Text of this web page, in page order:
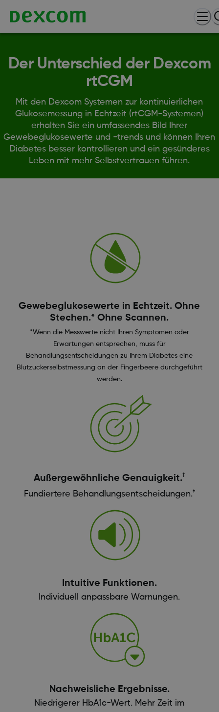
Der Unterschied der Dexcom
rtCGM
Mit den Dexcom Systemen zur kontinuierlichen
Glukosemessung in Echtzeit (rtCGM-Systemen)
erhalten Sie ein umfassendes Bild Ihrer
Gewebeglukosewerte und -trends und können Ihren
Diabetes besser kontrollieren und ein gesünderes
Leben mit mehr Selbstvertrauen führen.
Gewebeglukosewerte in Echtzeit. Ohne
Stechen.* Ohne Scannen.
*Wenn die Messwerte nicht Ihren Symptomen oder
Erwartungen entsprechen, muss für
Behandlungsentscheidungen zu Ihrem Diabetes eine
Blutzuckerselbstmessung an der Fingerbeere durchgeführt
werden.
Außergewöhnliche Genauigkeit.†
Fundiertere Behandlungsentscheidungen.‡
Intuitive Funktionen.
Individuell anpassbare Warnungen.
Nachweisliche Ergebnisse.
Niedrigerer HbA1c-Wert. Mehr Zeit im